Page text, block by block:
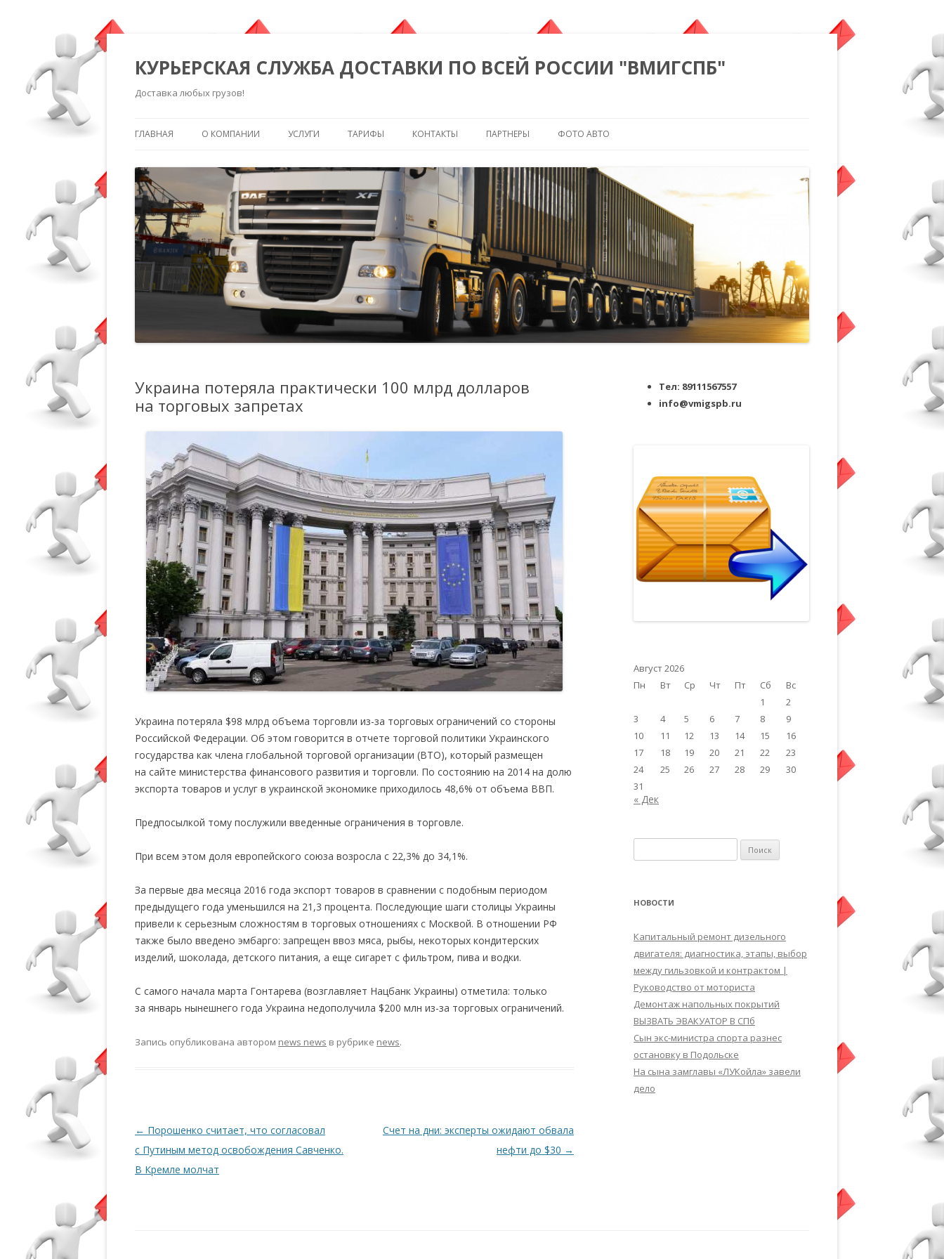
КУРЬЕРСКАЯ СЛУЖБА ДОСТАВКИ ПО ВСЕЙ РОССИИ "ВМИГСПБ"
Доставка любых грузов!
ГЛАВНАЯ О КОМПАНИИ УСЛУГИ ТАРИФЫ КОНТАКТЫ ПАРТНЕРЫ ФОТО АВТО
Украина потеряла практически 100 млрд долларов
на торговых запретах
Украина потеряла $98 млрд объема торговли из-за торговых ограничений со стороны
Российской Федерации. Об этом говорится в отчете торговой политики Украинского
государства как члена глобальной торговой организации (ВТО), который размещен
на сайте министерства финансового развития и торговли. По состоянию на 2014 на долю
экспорта товаров и услуг в украинской экономике приходилось 48,6% от объема ВВП.
Предпосылкой тому послужили введенные ограничения в торговле.
При всем этом доля европейского союза возросла с 22,3% до 34,1%.
За первые два месяца 2016 года экспорт товаров в сравнении с подобным периодом
предыдущего года уменьшился на 21,3 процента. Последующие шаги столицы Украины
привели к серьезным сложностям в торговых отношениях с Москвой. В отношении РФ
также было введено эмбарго: запрещен ввоз мяса, рыбы, некоторых кондитерских
изделий, шоколада, детского питания, а еще сигарет с фильтром, пива и водки.
С самого начала марта Гонтарева (возглавляет Нацбанк Украины) отметила: только
за январь нынешнего года Украина недополучила $200 млн из-за торговых ограничений.
Запись опубликована автором news news в рубрике news.
Навигация по записям
← Порошенко считает, что согласовал
с Путиным метод освобождения Савченко.
В Кремле молчат
Счет на дни: эксперты ожидают обвала
нефти до $30 →
Тел: 89111567557
info@vmigspb.ru
Август 2026
Пн
Вт Ср Чт Пт Сб
Вс
1
2
3
4 5 6 7 8
9
10
11 12 13 14 15
16
17
18 19 20 21 22
23
24
25 26 27 28 29
30
31
« Дек
НОВОСТИ
Капитальный ремонт дизельного
двигателя: диагностика, этапы, выбор
между гильзовкой и контрактом |
Руководство от моториста
Демонтаж напольных покрытий
ВЫЗВАТЬ ЭВАКУАТОР В СПб
Сын экс-министра спорта разнес
остановку в Подольске
На сына замглавы «ЛУКойла» завели
дело